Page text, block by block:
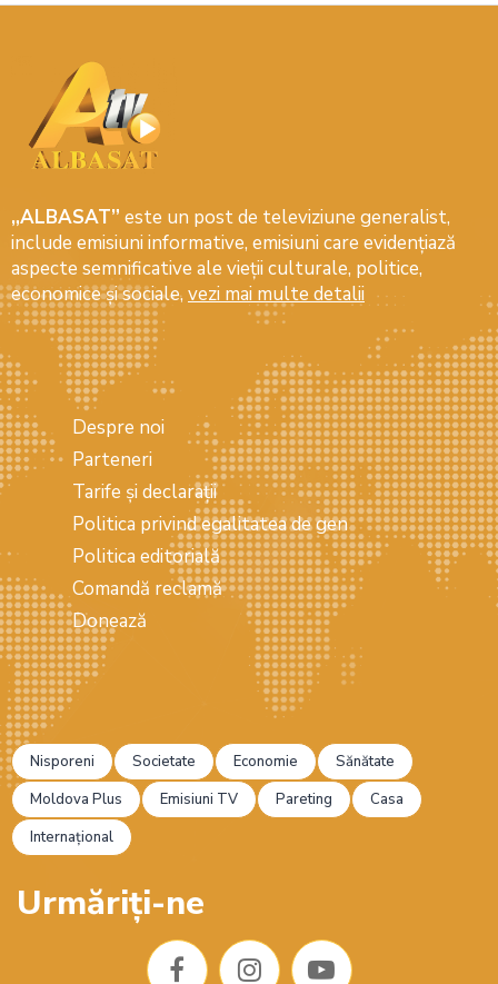
„ALBASAT” este un post de televiziune generalist,
include emisiuni informative, emisiuni care evidenţiază
aspecte semnificative ale vieţii culturale, politice,
economice şi sociale, vezi mai multe detalii
Despre noi
Parteneri
Tarife și declarații
Politica privind egalitatea de gen
Politica editorială
Comandă reclamă
Donează
Nisporeni Societate Economie
Sănătate
Moldova Plus
Emisiuni TV Pareting
Casa
Internațional
Urmăriți-ne